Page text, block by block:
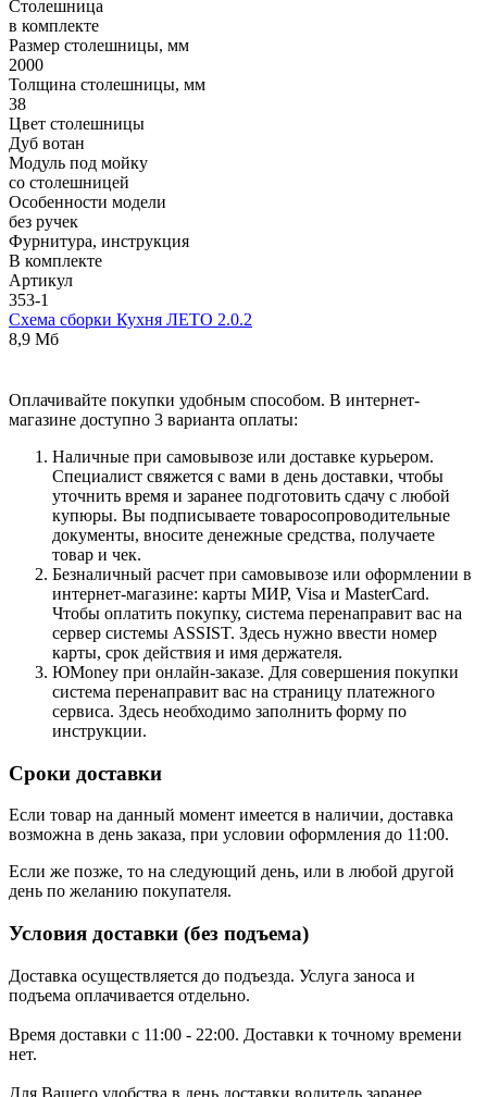
Столешница
в комплекте
Размер столешницы, мм
2000
Толщина столешницы, мм
38
Цвет столешницы
Дуб вотан
Модуль под мойку
со столешницей
Особенности модели
без ручек
Фурнитура, инструкция
В комплекте
Артикул
353-1
Схема сборки Кухня ЛЕТО 2.0.2
8,9 Мб
Оплачивайте покупки удобным способом. В интернет-
магазине доступно 3 варианта оплаты:
Наличные при самовывозе или доставке курьером.
Специалист свяжется с вами в день доставки, чтобы
уточнить время и заранее подготовить сдачу с любой
купюры. Вы подписываете товаросопроводительные
документы, вносите денежные средства, получаете
товар и чек.
Безналичный расчет при самовывозе или оформлении в
интернет-магазине: карты МИР, Visa и MasterCard.
Чтобы оплатить покупку, система перенаправит вас на
сервер системы ASSIST. Здесь нужно ввести номер
карты, срок действия и имя держателя.
ЮMoney при онлайн-заказе. Для совершения покупки
система перенаправит вас на страницу платежного
сервиса. Здесь необходимо заполнить форму по
инструкции.
Сроки доставки
Если товар на данный момент имеется в наличии, доставка
возможна в день заказа, при условии оформления до 11:00.
Если же позже, то на следующий день, или в любой другой
день по желанию покупателя.
Условия доставки (без подъема)
Доставка осуществляется до подъезда. Услуга заноса и
подъема оплачивается отдельно.
Время доставки с 11:00 - 22:00. Доставки к точному времени
нет.
Для Вашего удобства в день доставки водитель заранее